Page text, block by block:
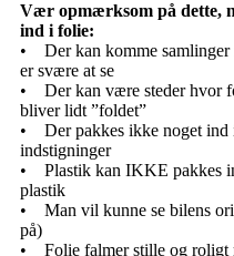
Vær opmærksom på dette,
ind i folie:
• Der kan komme samlinger
er svære at se
• Der kan være steder hvor
bliver lidt ”foldet”
• Der pakkes ikke noget ind
indstigninger
• Plastik kan IKKE pakkes
plastik
• Man vil kunne se bilens
på)
• Folie falmer stille og roligt